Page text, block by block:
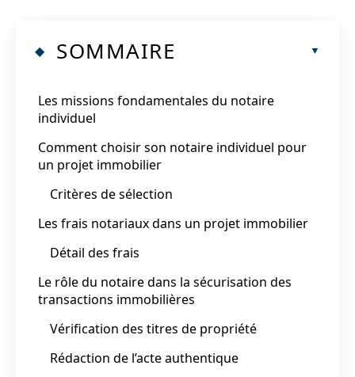
SOMMAIRE
Les missions fondamentales du notaire
individuel
Comment choisir son notaire individuel pour
un projet immobilier
Critères de sélection
Les frais notariaux dans un projet immobilier
Détail des frais
Le rôle du notaire dans la sécurisation des
transactions immobilières
Vérification des titres de propriété
Rédaction de l’acte authentique